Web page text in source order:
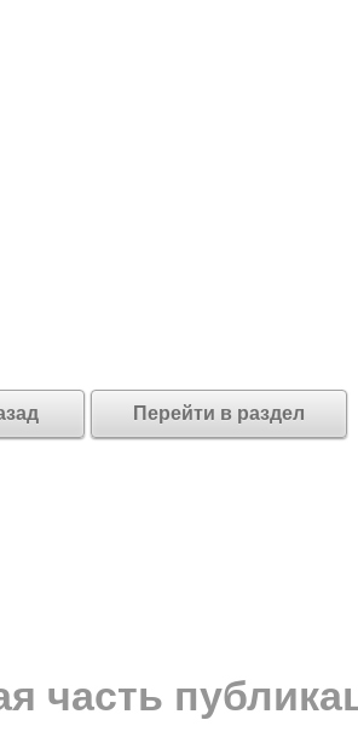
Перейти в раздел
часть